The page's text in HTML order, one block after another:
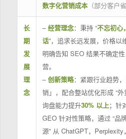
数字化营销成本（部分客户
长
期
发
展
理
念
–经营理念：秉持 “不忘初心
话”，追求长远发展，价格以
明确告知 SEO 结果不确定
营。
–创新策略：紧跟行业趋势
销」，配合整站优化形成 “
询盘能力提升30% 以上；针
GEO 针对性策略，通过 “品
源” 从 ChatGPT，